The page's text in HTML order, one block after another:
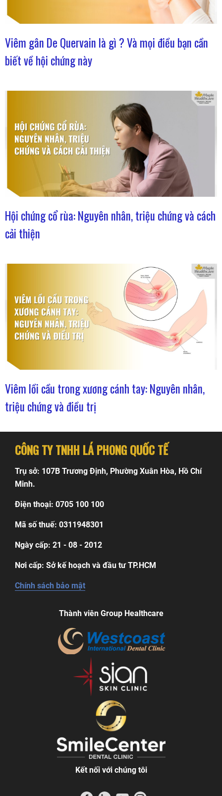
Viêm gân De Quervain là gì ? Và mọi điều bạn cần
biết về hội chứng này
Hội chứng cổ rùa: Nguyên nhân, triệu chứng và cách
cải thiện
Viêm lồi cầu trong xương cánh tay: Nguyên nhân,
triệu chứng và điều trị
CÔNG TY TNHH LÁ PHONG QUỐC TẾ
Trụ sở: 107B Trương Định, Phường Xuân Hòa, Hồ Chí
Minh.
Điện thoại: 0705 100 100
Mã số thuế: 0311948301
Ngày cấp: 21 - 08 - 2012
Nơi cấp: Sở kế hoạch và đầu tư TP.HCM
Chính sách bảo mật
Thành viên Group Healthcare
Kết nối với chúng tôi